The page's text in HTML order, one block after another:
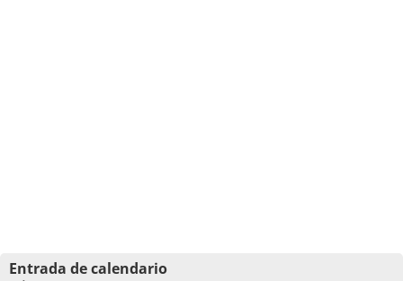
Entrada de calendario